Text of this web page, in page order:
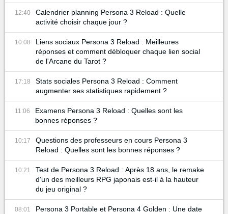
12:40
Calendrier planning Persona 3 Reload : Quelle
activité choisir chaque jour ?
10:08
Liens sociaux Persona 3 Reload : Meilleures
réponses et comment débloquer chaque lien social
de l'Arcane du Tarot ?
17:18
Stats sociales Persona 3 Reload : Comment
augmenter ses statistiques rapidement ?
11:06
Examens Persona 3 Reload : Quelles sont les
bonnes réponses ?
10:17
Questions des professeurs en cours Persona 3
Reload : Quelles sont les bonnes réponses ?
10:21
Test de Persona 3 Reload : Après 18 ans, le remake
d'un des meilleurs RPG japonais est-il à la hauteur
du jeu original ?
08:01
Persona 3 Portable et Persona 4 Golden : Une date